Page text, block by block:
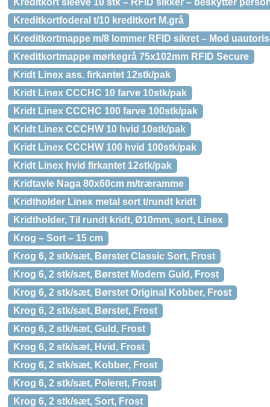
Kreditkort sleeve 10 stk – RFID sikker – beskytter
Kreditkortfoderal t/10 kreditkort M.grå
Kreditkortmappe m/8 lommer RFID sikret – Mod
Kreditkortmappe mørkegrå 75x102mm RFID Secure
Kridt Linex ass. firkantet 12stk/pak
Kridt Linex CCCHC 10 farve 10stk/pak
Kridt Linex CCCHC 100 farve 100stk/pak
Kridt Linex CCCHW 10 hvid 10stk/pak
Kridt Linex CCCHW 100 hvid 100stk/pak
Kridt Linex hvid firkantet 12stk/pak
Kridtavle Naga 80x60cm m/træramme
Kridtholder Linex metal sort t/rundt kridt
Kridtholder, Til rundt kridt, Ø10mm, sort, Linex
Krog – Sort – 15 cm
Krog 6, 2 stk/sæt, Børstet Classic Sort, Frost
Krog 6, 2 stk/sæt, Børstet Modern Guld, Frost
Krog 6, 2 stk/sæt, Børstet Original Kobber, Frost
Krog 6, 2 stk/sæt, Børstet, Frost
Krog 6, 2 stk/sæt, Guld, Frost
Krog 6, 2 stk/sæt, Hvid, Frost
Krog 6, 2 stk/sæt, Kobber, Frost
Krog 6, 2 stk/sæt, Poleret, Frost
Krog 6, 2 stk/sæt, Sort, Frost